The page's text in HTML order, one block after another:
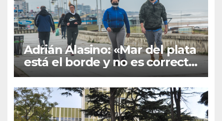
Adrián Alasino: «Mar del plata
está el borde y no es correcto
tensar la cuerda»